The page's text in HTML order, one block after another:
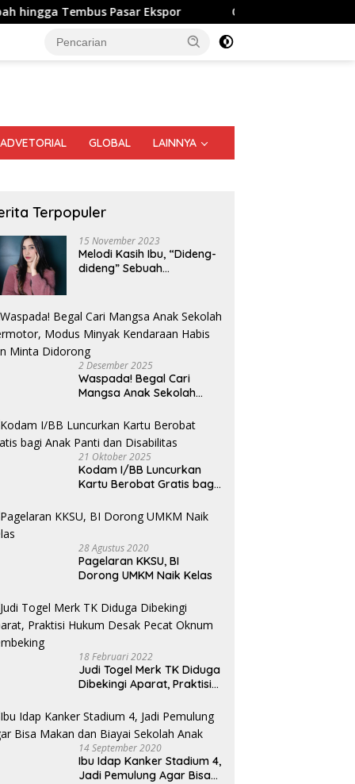
Pasar Ekspor Genzo Senang Digendong “Bolang”
ADVETORIAL GLOBAL LAINNYA
Sumatera II Gelar
Irigasi Bersih, Dukung
18.500 Hektare
Relations Top Leader 2026
Terpopuler
15 November 2023
Melodi Kasih Ibu, “Dideng-
dideng” Sebuah
2 Desember 2025
Waspada! Begal Cari
Mangsa Anak Sekolah
Kendaraan Habis dan
Minta Didorong
21 Oktober 2025
Kodam I/BB Luncurkan
Kartu Berobat Gratis bagi
28 Agustus 2020
Pagelaran KKSU, BI
Dorong UMKM Naik Kelas
18 Februari 2022
Judi Togel Merk TK Diduga
Dibekingi Aparat, Praktisi
Oknum Pembeking
14 September 2020
Ibu Idap Kanker Stadium 4,
Jadi Pemulung Agar Bisa